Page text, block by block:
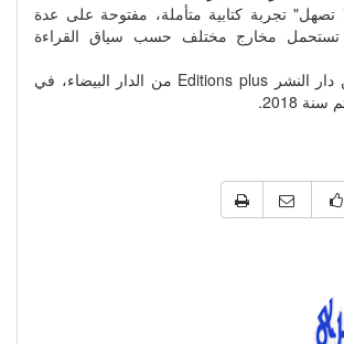
تجربة كتابية متأملة، مفتوحة على عدة
تستحمل مخارج مختلف حسب سياق القراءة
صدرت الرواية عن دار النشر Editions plus من الدار البيضاء، في